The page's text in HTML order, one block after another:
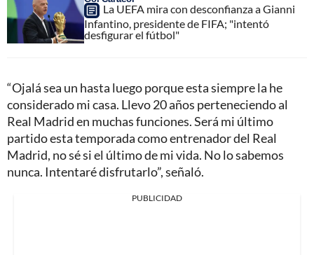
La UEFA mira con desconfianza a Gianni
Infantino, presidente de FIFA; "intentó
desfigurar el fútbol"
“Ojalá sea un hasta luego porque esta siempre la he
considerado mi casa. Llevo 20 años perteneciendo al
Real Madrid en muchas funciones. Será mi último
partido esta temporada como entrenador del Real
Madrid, no sé si el último de mi vida. No lo sabemos
nunca. Intentaré disfrutarlo”, señaló.
PUBLICIDAD